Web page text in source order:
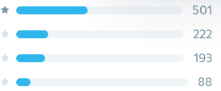
501
222
193
88